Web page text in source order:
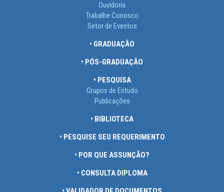
Ouvidoria
Trabalhe Conosco
Setor de Eventos
• GRADUAÇÃO
• PÓS-GRADUAÇÃO
• PESQUISA
Grupos de Estudo
Publicações
• BIBLIOTECA
• PESQUISE SEU REQUERIMENTO
• POR QUE ASSUNÇÃO?
• CONSULTA DIPLOMA